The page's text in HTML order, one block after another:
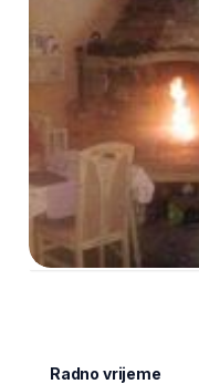
Radno vrijeme